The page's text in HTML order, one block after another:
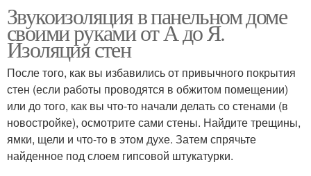
Звукоизоляция в панельном доме
своими руками от А до Я.
Изоляция стен
После того, как вы избавились от привычного покрытия
стен (если работы проводятся в обжитом помещении)
или до того, как вы что-то начали делать со стенами (в
новостройке), осмотрите сами стены. Найдите трещины,
ямки, щели и что-то в этом духе. Затем спрячьте
найденное под слоем гипсовой штукатурки.